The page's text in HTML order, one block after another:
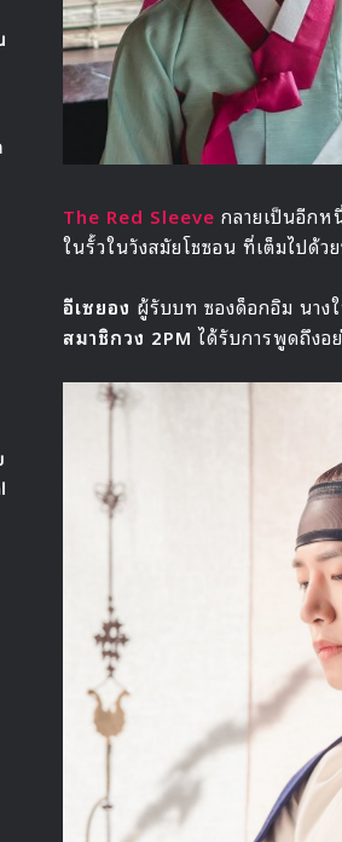
The Red Sleeve กลายเป็นอีกห
ในรั้วในวังสมัยโชซอน ที่เต็มไปด้ว
อีเซยอง ผู้รับบท ซองด็อกอิม นาง
สมาชิกวง 2PM ได้รับการพูดถึงอ